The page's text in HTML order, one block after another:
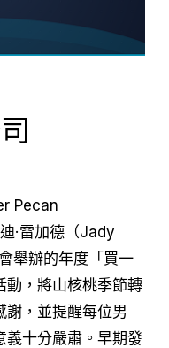
Pecan
·雷加德（Jady
舉辦的年度「買一
動，將山核桃季節轉
謝，並提醒每位男
義十分嚴肅。早期發